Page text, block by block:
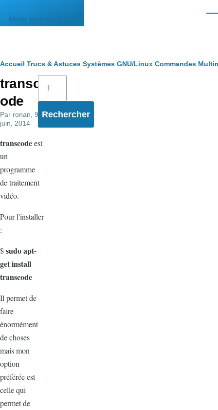
Mon pense-bête
Fil
d'Ariane
Accueil Trucs & Astuces Systèmes GNU/Linux Commandes
transc
ode
Par ronan , 9
juin, 2014
transcodeest
un
programme
de traitement
vidéo.
Pour l'installer
:
$sudo apt-
get install
transcode
Il permet de
faire
énormément
de choses
mais mon
option
préférée est
celle qui
permet de
Rechercher